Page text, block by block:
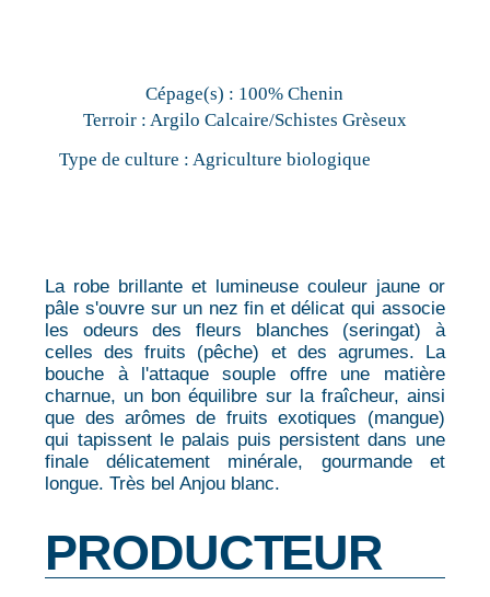
Cépage(s) : 100% Chenin
Terroir : Argilo Calcaire/Schistes Grèseux
Type de culture : Agriculture biologique
La robe brillante et lumineuse couleur jaune or
pâle s'ouvre sur un nez fin et délicat qui associe
les odeurs des fleurs blanches (seringat) à
celles des fruits (pêche) et des agrumes. La
bouche à l'attaque souple offre une matière
charnue, un bon équilibre sur la fraîcheur, ainsi
que des arômes de fruits exotiques (mangue)
qui tapissent le palais puis persistent dans une
finale délicatement minérale, gourmande et
longue. Très bel Anjou blanc.
PRODUCTEUR